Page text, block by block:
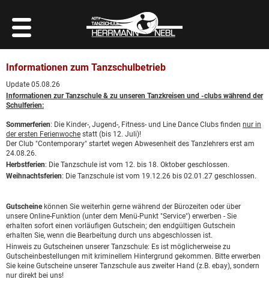
Informationen zum Tanzschulbetrieb
Update 05.08.26
Informationen zur Tanzschule & zu unseren Tanzkreisen und -clubs während der
Schulferien:
Sommerferien: Die Kinder-, Jugend-, Fitness- und Line Dance Clubs finden nur in
der ersten Ferienwoche statt (bis 12. Juli)!
Der Club "Contemporary" startet wegen Abwesenheit des Tanzlehrers erst am
24.08.26.
Herbstferien: Die Tanzschule ist vom 12. bis 18. Oktober geschlossen.
Weihnachtsferien: Die Tanzschule ist vom 19.12.26 bis 02.01.27 geschlossen.
Gutscheinekönnen Sie weiterhin gerne während der Bürozeiten oder über
unsere Online-Funktion (unter dem Menü-Punkt "Service") erwerben - Sie
erhalten sofort einen vorläufigen Gutschein; den endgültigen Gutschein
erhalten Sie, wenn die Bearbeitung durch uns abgeschlossen ist.
Hinweis zu Gutscheinen unserer Tanzschule: Es ist möglicherweise zu
Gutscheinbestellungen mit kriminellem Hintergrund gekommen. Bitte erwerben
Sie keine Gutscheine unserer Tanzschule aus zweiter Hand (z.B. ebay), sondern
nur direkt bei uns!